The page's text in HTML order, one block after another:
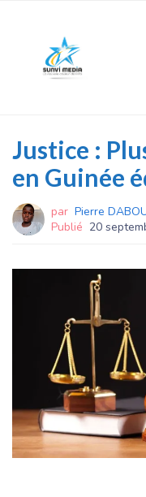
Justice :
en Guinée
par Pierre
Publié 20